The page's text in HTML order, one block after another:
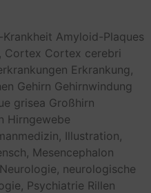
Amyloid-Plaques
Cortex Cortex cerebri
Erkrankung,
Gehirn Gehirnwindung
grisea Großhirn
Hirngewebe
Illustration,
Mesencephalon
Neurologie, neurologische
Psychiatrie Rillen